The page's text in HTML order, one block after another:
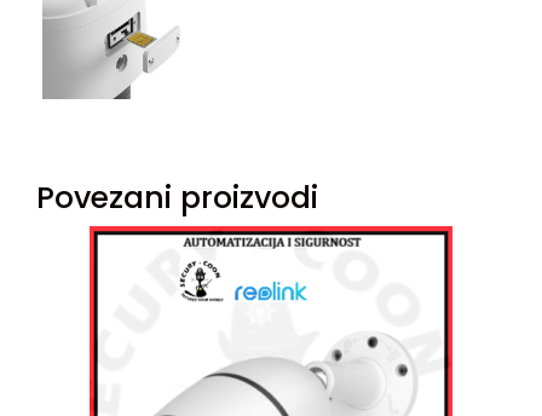
Povezani proizvodi